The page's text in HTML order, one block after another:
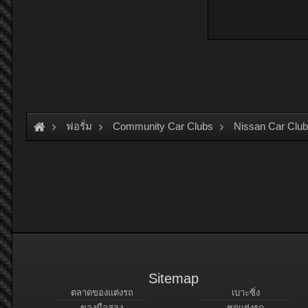
ฟอรั่ม Community Car Clubs Nissan Car
Sitemap
ตลาดของแต่งรถ
เบาะซิ่ง